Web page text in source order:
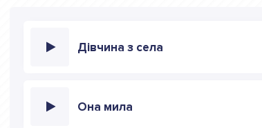
Дівчина з села
Она мила